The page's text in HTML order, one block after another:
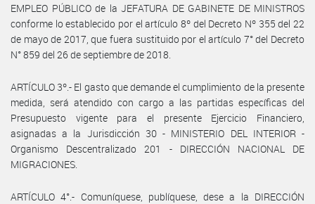
EMPLEO PÚBLICO de la JEFATURA DE GABINETE DE MINISTROS
conforme lo establecido por el artículo 8º del Decreto Nº 355 del 22
de mayo de 2017, que fuera sustituido por el artículo 7° del Decreto
N° 859 del 26 de septiembre de 2018.
ARTÍCULO 3º.- El gasto que demande el cumplimiento de la presente
medida, será atendido con cargo a las partidas específicas del
Presupuesto vigente para el presente Ejercicio Financiero,
asignadas a la Jurisdicción 30 - MINISTERIO DEL INTERIOR -
Organismo Descentralizado 201 - DIRECCIÓN NACIONAL DE
MIGRACIONES.
ARTÍCULO 4°.- Comuníquese, publíquese, dese a la DIRECCIÓN